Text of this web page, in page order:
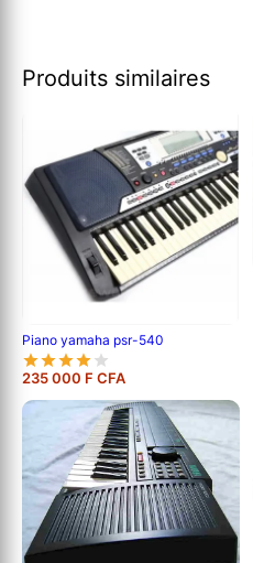
Produits similaires
Piano yamaha psr-540
235 000 F CFA